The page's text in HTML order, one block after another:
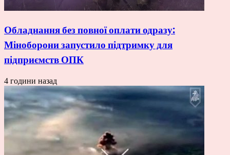
Обладнання без повної оплати одразу:
Міноборони запустило підтримку для
підприємств ОПК
4 години назад